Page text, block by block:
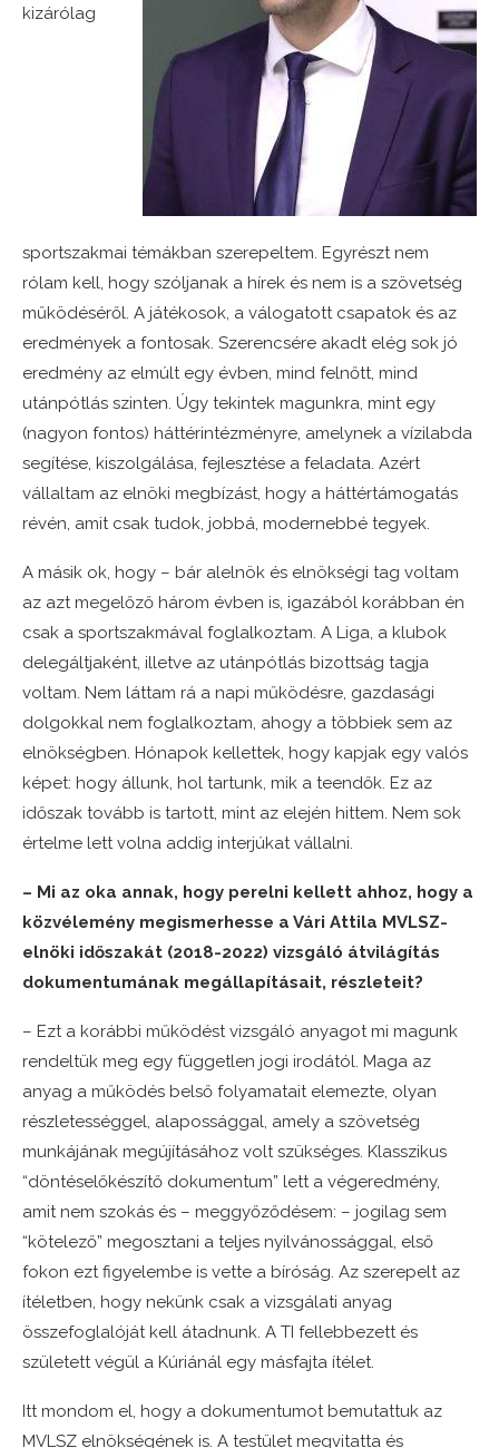
kizárólag
sportszakmai témákban szerepeltem. Egyrészt nem
rólam kell, hogy szóljanak a hírek és nem is a szövetség
működéséről. A játékosok, a válogatott csapatok és az
eredmények a fontosak. Szerencsére akadt elég sok jó
eredmény az elmúlt egy évben, mind felnőtt, mind
utánpótlás szinten. Úgy tekintek magunkra, mint egy
(nagyon fontos) háttérintézményre, amelynek a vízilabda
segítése, kiszolgálása, fejlesztése a feladata. Azért
vállaltam az elnöki megbízást, hogy a háttértámogatás
révén, amit csak tudok, jobbá, modernebbé tegyek.
A másik ok, hogy – bár alelnök és elnökségi tag voltam
az azt megelőző három évben is, igazából korábban én
csak a sportszakmával foglalkoztam. A Liga, a klubok
delegáltjaként, illetve az utánpótlás bizottság tagja
voltam. Nem láttam rá a napi működésre, gazdasági
dolgokkal nem foglalkoztam, ahogy a többiek sem az
elnökségben. Hónapok kellettek, hogy kapjak egy valós
képet: hogy állunk, hol tartunk, mik a teendők. Ez az
időszak tovább is tartott, mint az elején hittem. Nem sok
értelme lett volna addig interjúkat vállalni.
– Mi az oka annak, hogy perelni kellett ahhoz, hogy a
közvélemény megismerhesse a Vári Attila MVLSZ-
elnöki időszakát (2018-2022) vizsgáló átvilágítás
dokumentumának megállapításait, részleteit?
– Ezt a korábbi működést vizsgáló anyagot mi magunk
rendeltük meg egy független jogi irodától. Maga az
anyag a működés belső folyamatait elemezte, olyan
részletességgel, alapossággal, amely a szövetség
munkájának megújításához volt szükséges. Klasszikus
“döntéselőkészítő dokumentum” lett a végeredmény,
amit nem szokás és – meggyőződésem: – jogilag sem
“kötelező” megosztani a teljes nyilvánossággal, első
fokon ezt figyelembe is vette a bíróság. Az szerepelt az
ítéletben, hogy nekünk csak a vizsgálati anyag
összefoglalóját kell átadnunk. A TI fellebbezett és
született végül a Kúriánál egy másfajta ítélet.
Itt mondom el, hogy a dokumentumot bemutattuk az
MVLSZ elnökségének is. A testület megvitatta és